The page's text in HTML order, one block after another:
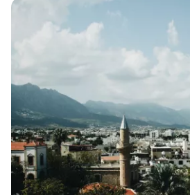
Pokračovať s e-